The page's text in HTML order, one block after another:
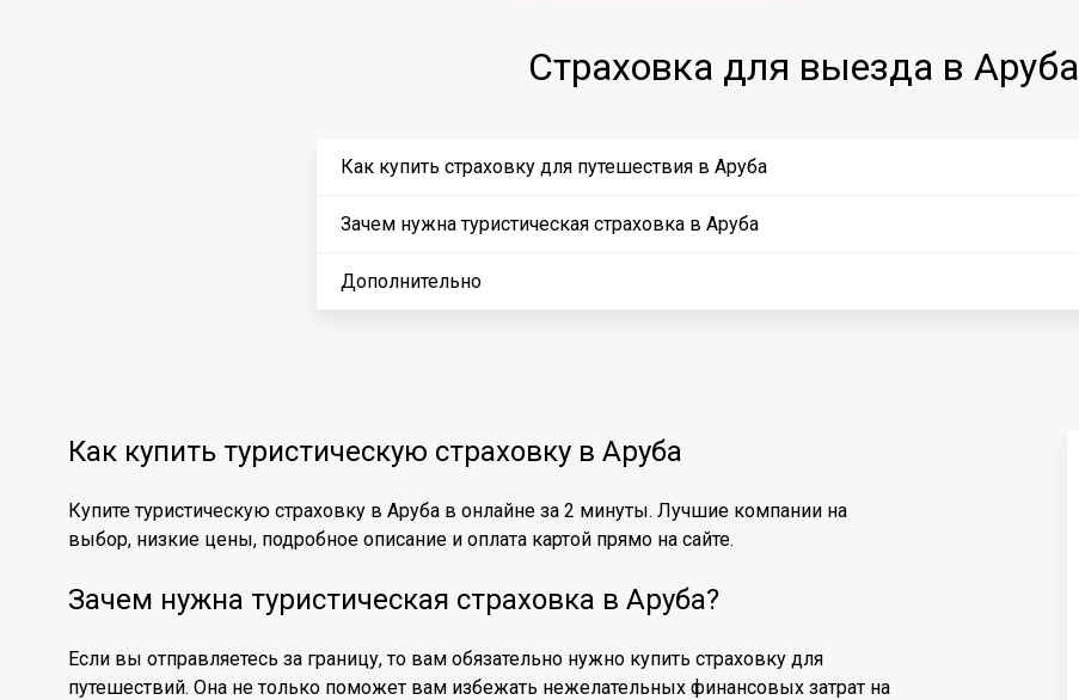
Страховка для выезда в Аруба
Как купить страховку для путешествия в Аруба
Зачем нужна туристическая страховка в Аруба
Дополнительно
Как купить туристическую страховку в Аруба
Купите туристическую страховку в Аруба в онлайне за 2 минуты. Лучшие компании на
выбор, низкие цены, подробное описание и оплата картой прямо на сайте.
Зачем нужна туристическая страховка в Аруба?
Если вы отправляетесь за границу, то вам обязательно нужно купить страховку для
путешествий. Она не только поможет вам избежать нежелательных финансовых затрат на